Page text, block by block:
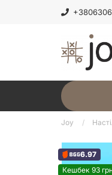
Joy
6.97
Кешбек 93